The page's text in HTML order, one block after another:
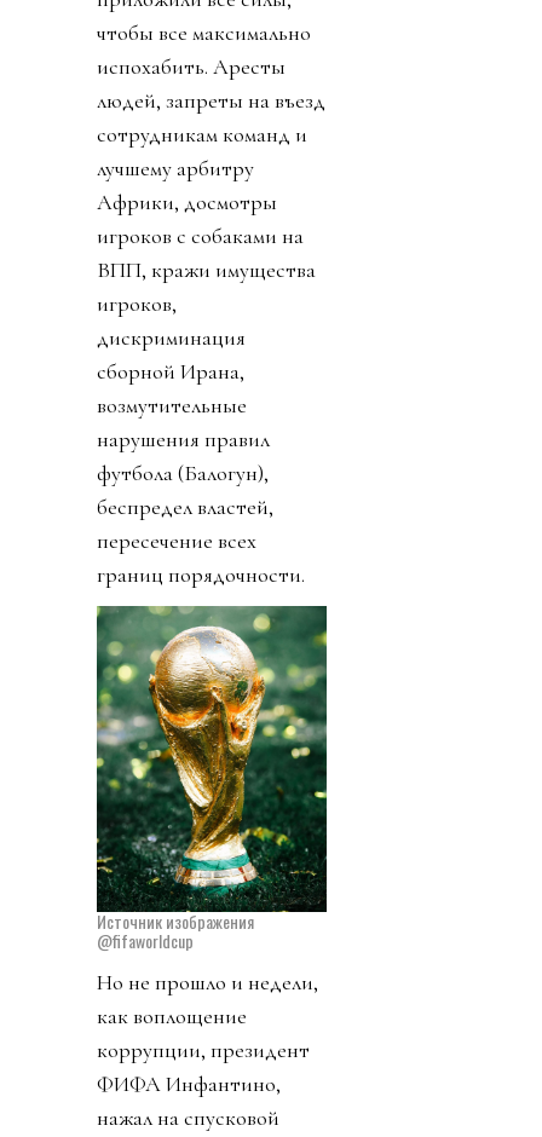
чтобы все максимально
испохабить. Аресты
людей, запреты на въезд
сотрудникам команд и
лучшему арбитру
Африки, досмотры
игроков с собаками на
ВПП, кражи имущества
игроков,
дискриминация
сборной Ирана,
возмутительные
нарушения правил
футбола (Балогун),
беспредел властей,
пересечение всех
границ порядочности.
Источник изображения
@fifaworldcup
Но не прошло и недели,
как воплощение
коррупции, президент
ФИФА Инфантино,
нажал на спусковой